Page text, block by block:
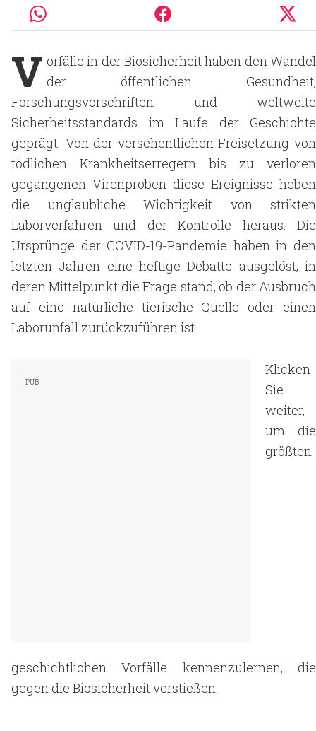
V orfälle in der Biosicherheit haben den Wandel
der öffentlichen Gesundheit,
Forschungsvorschriften und weltweite
Sicherheitsstandards im Laufe der Geschichte
geprägt. Von der versehentlichen Freisetzung von
tödlichen Krankheitserregern bis zu verloren
gegangenen Virenproben diese Ereignisse heben
die unglaubliche Wichtigkeit von strikten
Laborverfahren und der Kontrolle heraus. Die
Ursprünge der COVID-19-Pandemie haben in den
letzten Jahren eine heftige Debatte ausgelöst, in
deren Mittelpunkt die Frage stand, ob der Ausbruch
auf eine natürliche tierische Quelle oder einen
Laborunfall zurückzuführen ist.
Klicken
Sie
weiter,
um die
größten
geschichtlichen Vorfälle kennenzulernen, die
gegen die Biosicherheit verstießen.